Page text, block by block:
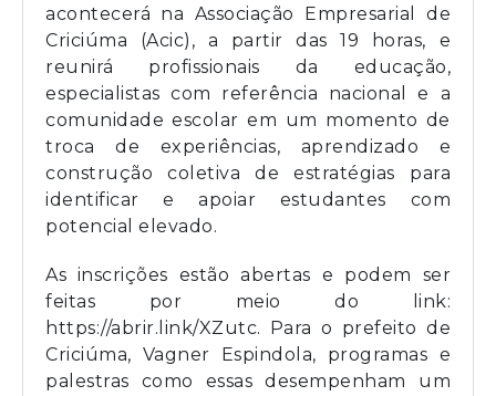
acontecerá na Associação Empresarial de
Criciúma (Acic), a partir das 19 horas, e
reunirá profissionais da educação,
especialistas com referência nacional e a
comunidade escolar em um momento de
troca de experiências, aprendizado e
construção coletiva de estratégias para
identificar e apoiar estudantes com
potencial elevado.
As inscrições estão abertas e podem ser
feitas por meio do link:
https://abrir.link/XZutc. Para o prefeito de
Criciúma, Vagner Espindola, programas e
palestras como essas desempenham um